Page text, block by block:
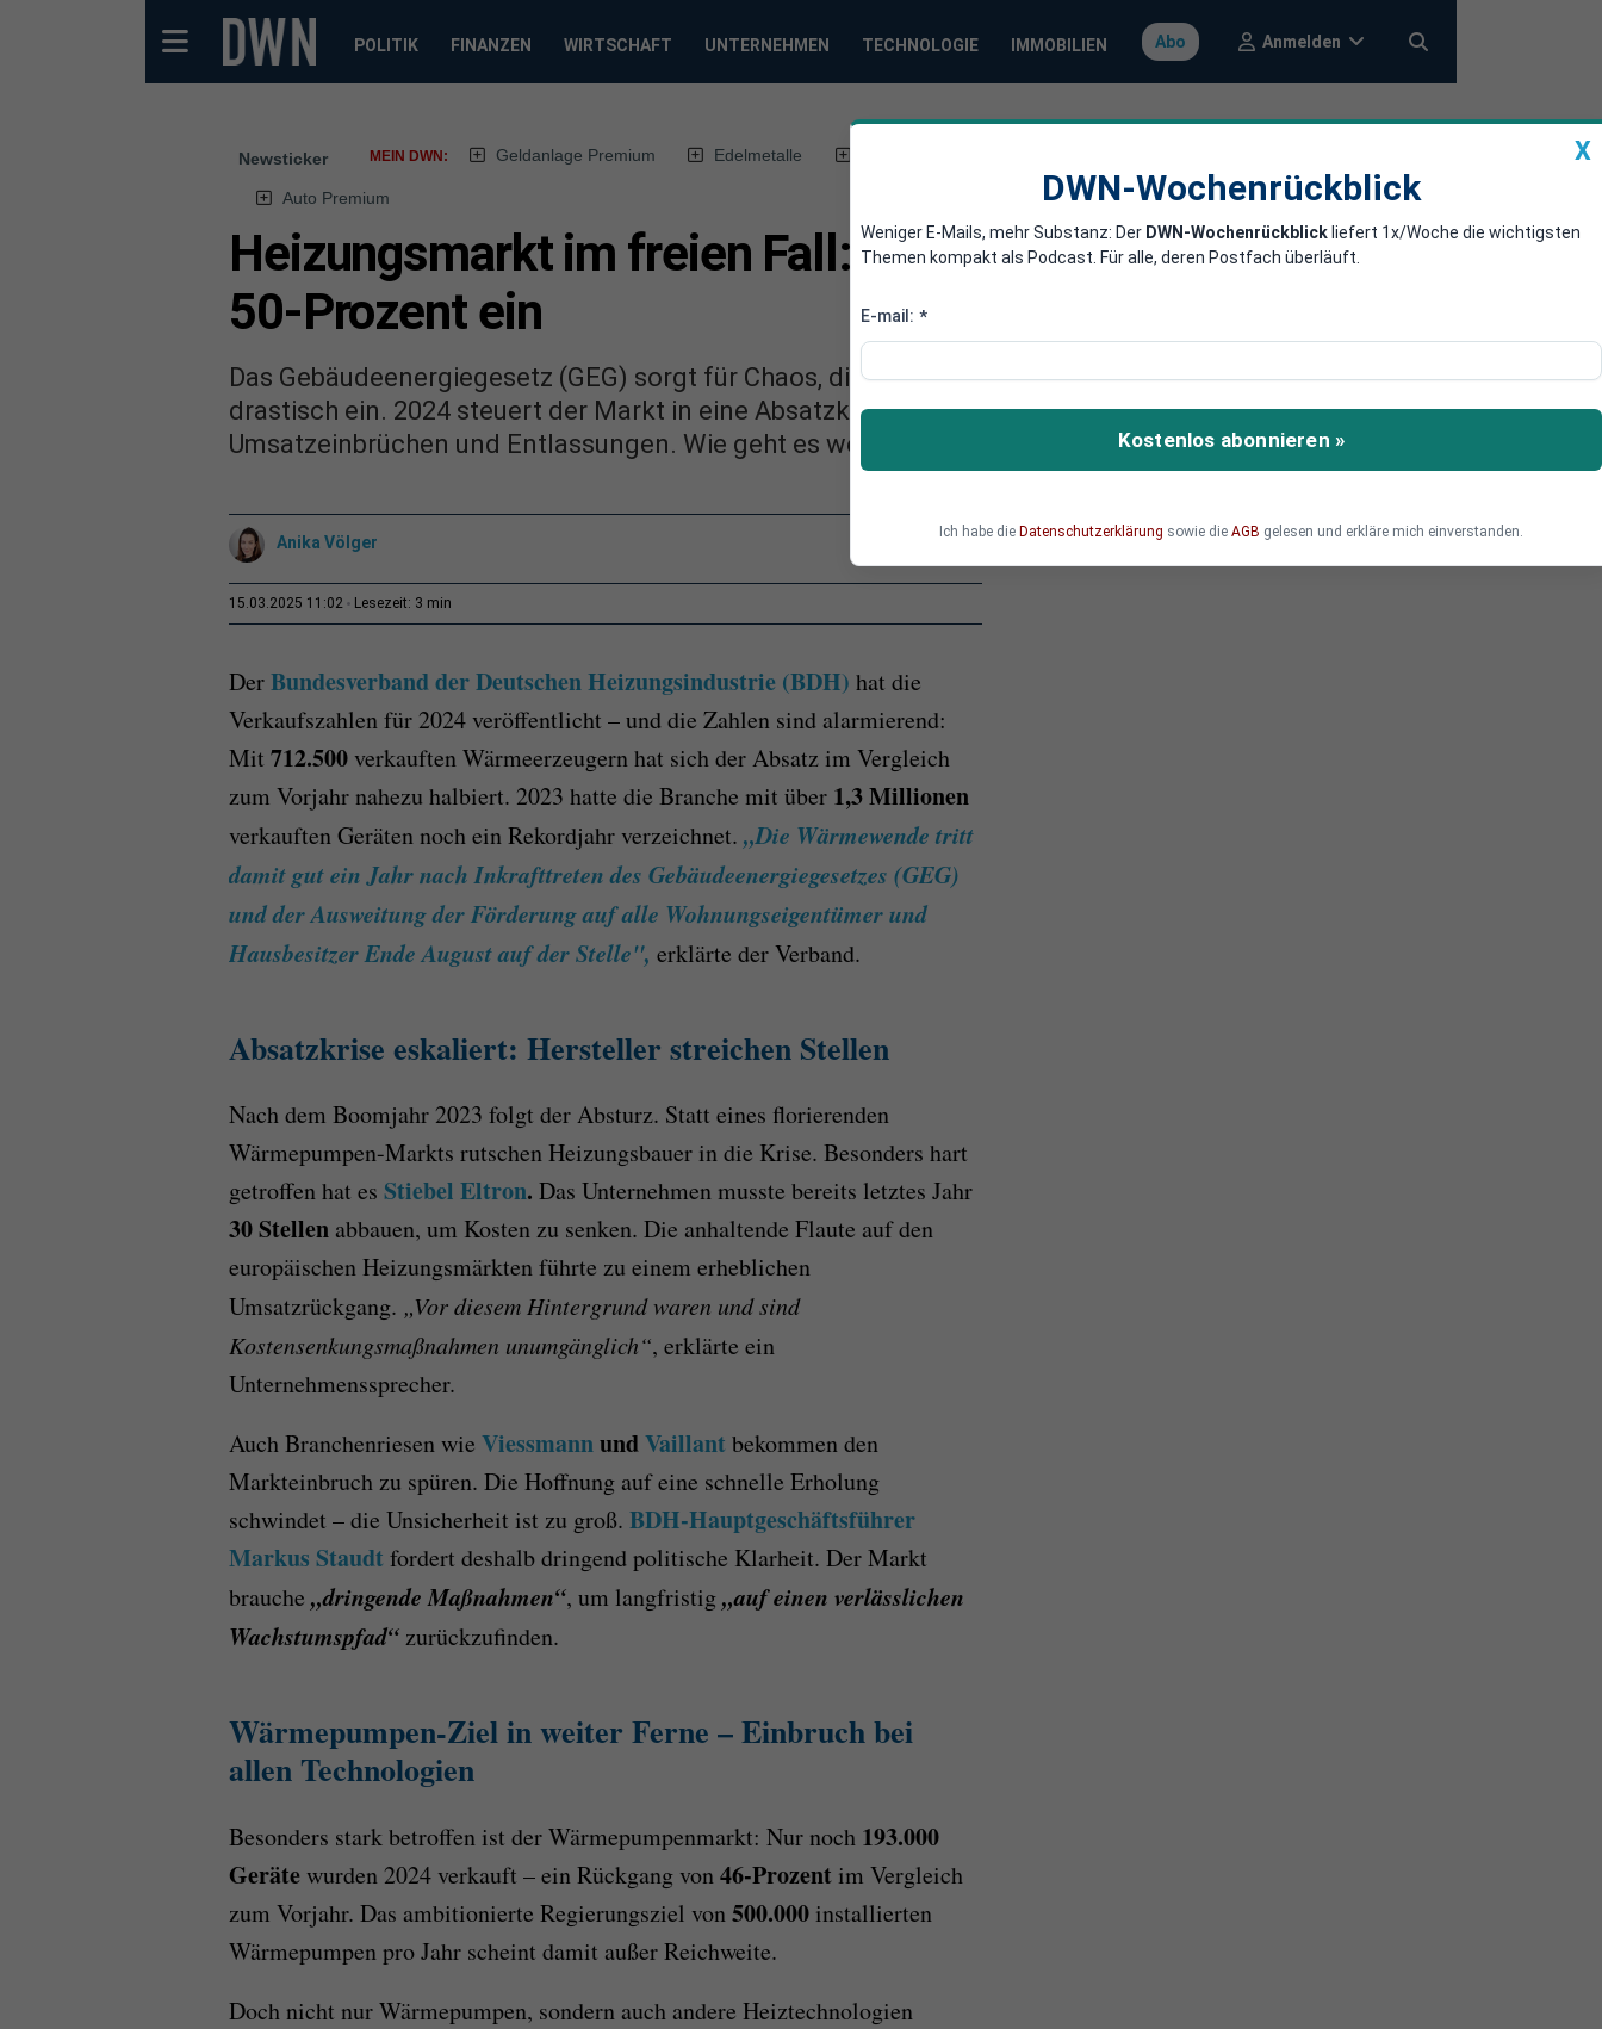
POLITIK FINANZEN WIRTSCHAFT UNTERNEHMEN TECHNOLOGIE IMMOBILIEN Abo Anmelden
Newsticker MEIN DWN: Geldanlage Premium Edelmetalle
Auto Premium
Heizungsmarkt im freien Fall: Verkäufe brechen um
50-Prozent ein
Das Gebäudeenergiegesetz (GEG) sorgt für Chaos, die Nachfrage nach neuen Heizungen bricht
drastisch ein. 2024 steuert der Markt in eine Absatzkrise, Hersteller kämpfen mit
Umsatzeinbrüchen und Entlassungen. Wie geht es weiter?
Anika Völger
15.03.2025 11:02 Lesezeit: 3 min
DerBundesverband der Deutschen Heizungsindustrie (BDH) hat die
Verkaufszahlen für 2024 veröffentlicht – und die Zahlen sind alarmierend:
Mit 712.500verkauften Wärmeerzeugern hat sich der Absatz im Vergleich
zum Vorjahr nahezu halbiert. 2023 hatte die Branche mit über 1,3 Millionen
verkauften Geräten noch ein Rekordjahr verzeichnet. „Die Wärmewende tritt
damit gut ein Jahr nach Inkrafttreten des Gebäudeenergiegesetzes (GEG)
und der Ausweitung der Förderung auf alle Wohnungseigentümer und
Hausbesitzer Ende August auf der Stelle", erklärte der Verband.
Absatzkrise eskaliert: Hersteller streichen Stellen
Nach dem Boomjahr 2023 folgt der Absturz. Statt eines florierenden
Wärmepumpen-Markts rutschen Heizungsbauer in die Krise. Besonders hart
getroffen hat es Stiebel Eltron. Das Unternehmen musste bereits letztes Jahr
30 Stellen abbauen, um Kosten zu senken. Die anhaltende Flaute auf den
europäischen Heizungsmärkten führte zu einem erheblichen
Umsatzrückgang. „Vor diesem Hintergrund waren und sind
Kostensenkungsmaßnahmen unumgänglich“, erklärte ein
Unternehmenssprecher.
Auch Branchenriesen wie ViessmannundVaillant bekommen den
Markteinbruch zu spüren. Die Hoffnung auf eine schnelle Erholung
schwindet – die Unsicherheit ist zu groß. BDH-Hauptgeschäftsführer
Markus Staudt fordert deshalb dringend politische Klarheit. Der Markt
brauche „dringende Maßnahmen“, um langfristig„auf einen verlässlichen
Wachstumspfad“zurückzufinden.
Wärmepumpen-Ziel in weiter Ferne – Einbruch bei
allen Technologien
Besonders stark betroffen ist der Wärmepumpenmarkt: Nur noch 193.000
Gerätewurden 2024 verkauft – ein Rückgang von46-Prozentim Vergleich
zum Vorjahr. Das ambitionierte Regierungsziel von500.000installierten
Wärmepumpen pro Jahr scheint damit außer Reichweite.
Doch nicht nur Wärmepumpen, sondern auch andere Heiztechnologien
X
DWN-Wochenrückblick
Weniger E-Mails, mehr Substanz: Der DWN-Wochenrückblick liefert 1x/Woche die wichtigsten
Themen kompakt als Podcast. Für alle, deren Postfach überläuft.
E-mail: *
Kostenlos abonnieren »
Ich habe die Datenschutzerklärung sowie die AGB gelesen und erkläre mich einverstanden.